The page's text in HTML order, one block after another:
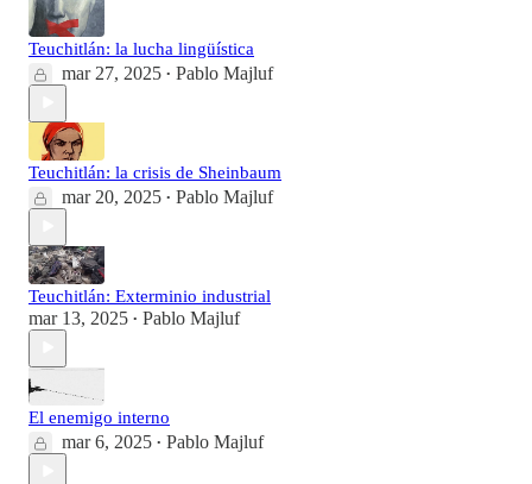
Teuchitlán: la lucha lingüística
mar 27, 2025 • Pablo Majluf
Teuchitlán: la crisis de Sheinbaum
mar 20, 2025 • Pablo Majluf
Teuchitlán: Exterminio industrial
mar 13, 2025 • Pablo Majluf
El enemigo interno
mar 6, 2025 • Pablo Majluf